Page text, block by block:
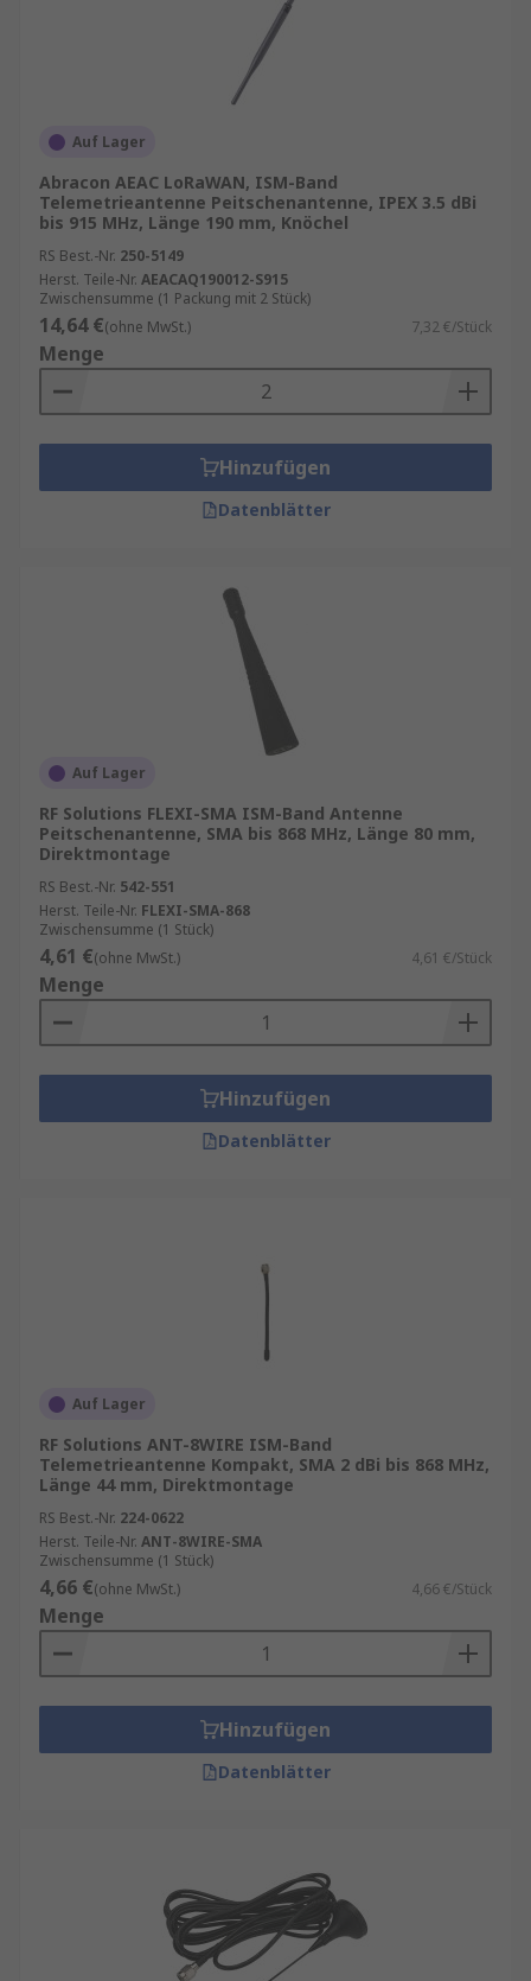
Auf Lager
Abracon AEAC LoRaWAN, ISM-Band
Telemetrieantenne Peitschenantenne, IPEX 3.5 dBi
bis 915 MHz, Länge 190 mm, Knöchel
RS Best.-Nr. 250-5149
Herst. Teile-Nr. AEACAQ190012-S915
Zwischensumme (1 Packung mit 2 Stück)
14,64 €(ohne MwSt.) 7,32 €/Stück
Menge
Hinzufügen
Datenblätter
Auf Lager
RF Solutions FLEXI-SMA ISM-Band Antenne
Peitschenantenne, SMA bis 868 MHz, Länge 80 mm,
Direktmontage
RS Best.-Nr. 542-551
Herst. Teile-Nr. FLEXI-SMA-868
Zwischensumme (1 Stück)
4,61 €(ohne MwSt.) 4,61 €/Stück
Menge
Hinzufügen
Datenblätter
Auf Lager
RF Solutions ANT-8WIRE ISM-Band
Telemetrieantenne Kompakt, SMA 2 dBi bis 868 MHz,
Länge 44 mm, Direktmontage
RS Best.-Nr. 224-0622
Herst. Teile-Nr. ANT-8WIRE-SMA
Zwischensumme (1 Stück)
4,66 €(ohne MwSt.) 4,66 €/Stück
Menge
Hinzufügen
Datenblätter